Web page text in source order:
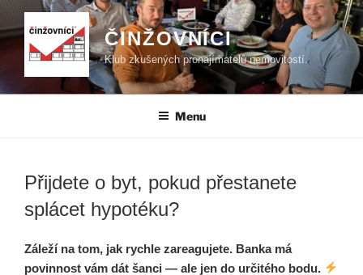
k
obsahu
ČINŽOVNÍCI
Klub zkušených pronajímatelů nemovitostí.
Menu
Přijdete o byt, pokud přestanete
splácet hypotéku?
Záleží na tom, jak rychle zareagujete. Banka má
povinnost vám dát šanci — ale jen do určitého bodu.